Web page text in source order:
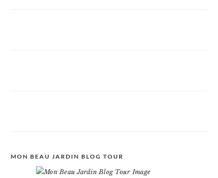
MON BEAU JARDIN BLOG TOUR